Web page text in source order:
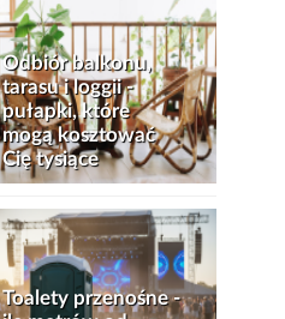
Odbiór balkonu,
tarasu i loggii -
pułapki, które
mogą kosztować
Cię tysiące
Toalety przenośne -